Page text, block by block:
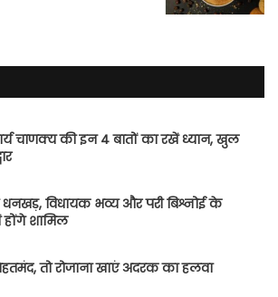
चाणक्य की इन 4 बातों का रखें ध्यान, खुल
धनखड़, विधायक भव्य और परी बिश्नोई के
होंगे शामिल
तो रोजाना खाएं अदरक का हलवा